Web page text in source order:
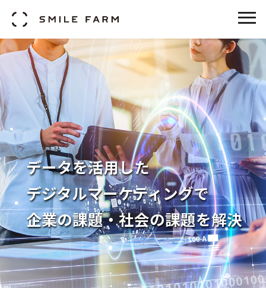
データを活用した
デジタルマーケティングで
企業の課題・社会の課題を解決